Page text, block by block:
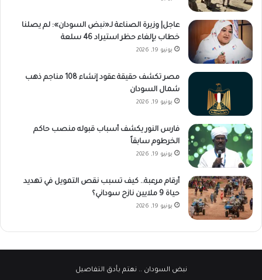
عاجل| وزيرة الصناعة لـ«نبض السودان»: لم يصلنا
خطاب بإلغاء حظر استيراد 46 سلعة
يونيو 19, 2026
مصر تكشف حقيقة عقود إنشاء 108 مناجم ذهب
شمال السودان
يونيو 19, 2026
فارس النور يكشف أسباب قبوله منصب حاكم
الخرطوم سابقاً
يونيو 19, 2026
أرقام مرعبة.. كيف تسبب نقص التمويل في تهديد
حياة 9 ملايين نازح سوداني؟
يونيو 19, 2026
نبض السودان .. نهتم بأدق التفاصيل